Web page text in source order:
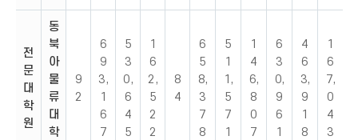
전
문
대
학
원
동
북
아
물
류
대
학
9
2
6
9
3,
1
6
7
5
3
0,
6
4
5
1
6
2,
5
2
2
8
4
6
5
8,
3
7
8
5
1
1,
5
7
1
1
4
6,
8
0
7
6
3
0,
9
6
1
4
6
3,
9
1
8
1
6
7,
0
4
3